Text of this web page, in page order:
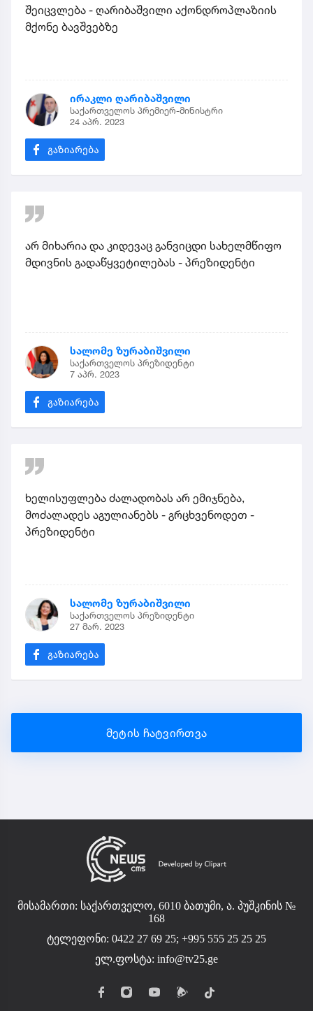
შეიცვლება - ღარიბაშვილი აქონდროპლაზიის
მქონე ბავშვებზე
ირაკლი ღარიბაშვილი
საქართველოს პრემიერ-მინისტრი
24 აპრ. 2023
არ მიხარია და კიდევაც განვიცდი სახელმწიფო
მდივნის გადაწყვეტილებას - პრეზიდენტი
სალომე ზურაბიშვილი
საქართველოს პრეზიდენტი
7 აპრ. 2023
ხელისუფლება ძალადობას არ ემიჯნება,
მოძალადეს აგულიანებს - გრცხვენოდეთ -
პრეზიდენტი
სალომე ზურაბიშვილი
საქართველოს პრეზიდენტი
27 მარ. 2023
მეტის ჩატვირთვა
მისამართი: საქართველო, 6010 ბათუმი, ა. პუშკინის №
168
ტელეფონი: 0422 27 69 25; +995 555 25 25 25
ელ.ფოსტა: info@tv25.ge